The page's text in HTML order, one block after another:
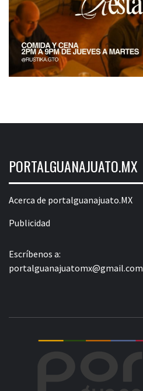
PORTALGUANAJUATO.MX
Acerca de portalguanajuato.MX
Publicidad
Escríbenos a:
portalguanajuatomx@gmail.com